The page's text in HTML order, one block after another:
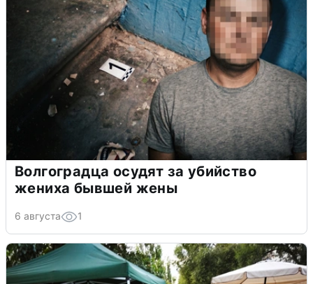
Волгоградца осудят за убийство
жениха бывшей жены
6 августа 1